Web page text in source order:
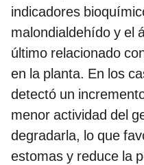
indicadores
malondialdehído y el
último relacionado
en la planta. En los
detectó un
menor actividad del
degradarla, lo que
estomas y reduce la